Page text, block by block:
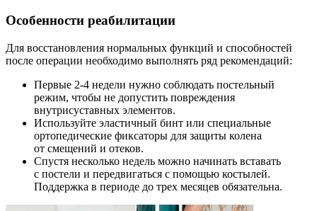
Особенности реабилитации
Для восстановления нормальных функций и способностей
после операции необходимо выполнять ряд рекомендаций:
Первые 2-4 недели нужно соблюдать постельный
режим, чтобы не допустить повреждения
внутрисуставных элементов.
Используйте эластичный бинт или специальные
ортопедические фиксаторы для защиты колена
от смещений и отеков.
Спустя несколько недель можно начинать вставать
с постели и передвигаться с помощью костылей.
Поддержка в периоде до трех месяцев обязательна.